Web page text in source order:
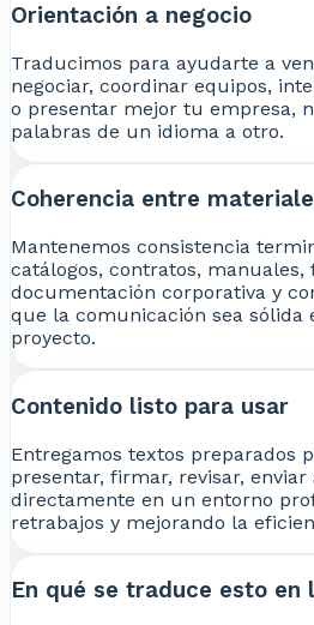
Orientación a negocio
Traducimos para ayudarte a
negociar, coordinar equipos,
o presentar mejor tu empresa,
palabras de un idioma a otro.
Coherencia entre
Mantenemos consistencia
catálogos, contratos,
documentación corporativa y
que la comunicación sea sólida
proyecto.
Contenido listo para usar
Entregamos textos preparados
presentar, firmar, revisar,
directamente en un entorno
retrabajos y mejorando la
En qué se traduce esto en